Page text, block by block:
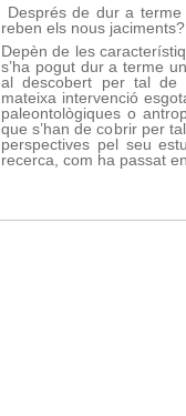
Després de dur a terme
reben els nous jaciments?
Depèn de les
s’ha pogut dur a terme
al descobert per tal de
mateixa intervenció
paleontològiques o
que s’han de cobrir per
perspectives pel seu
recerca, com ha passat